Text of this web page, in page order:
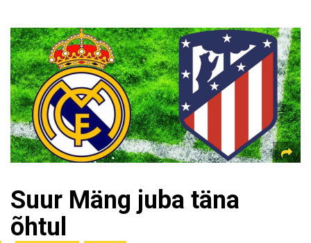
Suur Mäng juba täna
õhtul